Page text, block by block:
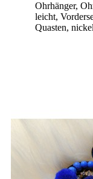
Ohrhänger,
leicht,
Quasten,